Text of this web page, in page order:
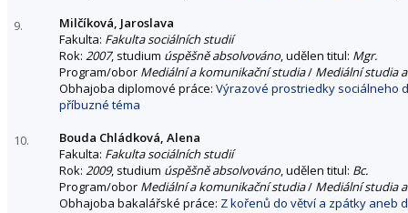
9.
Milčíková, Jaroslava
Fakulta: Fakulta sociálních studií
Rok: 2007, studium úspěšně absolvováno, udělen titul: Mgr.
Program/obor Mediální a komunikační studia/ Mediální studia
Obhajoba diplomové práce: Výrazové prostriedky sociálneho
příbuzné téma
10.
Bouda Chládková, Alena
Fakulta: Fakulta sociálních studií
Rok: 2009, studium úspěšně absolvováno, udělen titul: Bc.
Program/obor Mediální a komunikační studia/ Mediální studia
Obhajoba bakalářské práce: Z kořenů do větví a zpátky aneb